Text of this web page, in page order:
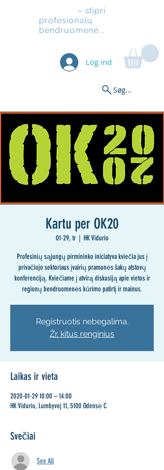
– stipri
profesionalų
bendruomenė...
Log ind
Søg...
Kartu per OK20
01-29, tr
  |
HK Vidurio
Profesinių sąjungų pirmininko iniciatyva kviečia jus į
privačiojo sektoriaus įvairių pramonės šakų atstovų
konferenciją. Kviečiame į atvirą diskusiją apie vietos ir
regionų bendruomenės kūrimo patirtį ir mainus.
Registruotis nebegalima.
Žr. kitus renginius
Laikas ir vieta
2020-01-29 10:00 – 14:00
HK Vidurio, Lumbyvej 11, 5100 Odensė C
Svečiai
See All